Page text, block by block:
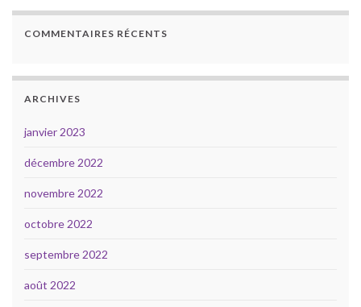
COMMENTAIRES RÉCENTS
ARCHIVES
janvier 2023
décembre 2022
novembre 2022
octobre 2022
septembre 2022
août 2022